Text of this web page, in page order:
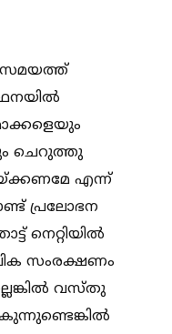
സമയത്ത്
ചെറുത്തു
എന്ന്
പ്രലോഭന
നെറ്റിയിൽ
സംരക്ഷണം
വസ്തു